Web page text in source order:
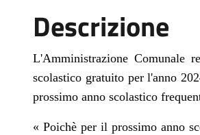
Descrizione
L'Amministrazione Comunale
scolastico gratuito per l'anno
prossimo anno scolastico
« Poichè per il prossimo anno